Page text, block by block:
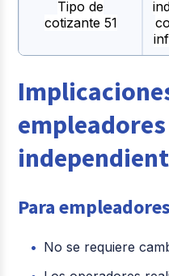
Tipo de
cotizante 51
Planilla M
(Independientes)
Para
No se requiere